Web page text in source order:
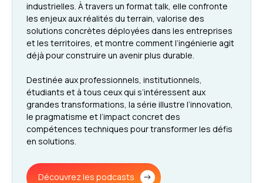
industrielles. À travers un format talk, elle confronte
les enjeux aux réalités du terrain, valorise des
solutions concrètes déployées dans les entreprises
et les territoires, et montre comment l’ingénierie agit
déjà pour construire un avenir plus durable.
Destinée aux professionnels, institutionnels,
étudiants et à tous ceux qui s’intéressent aux
grandes transformations, la série illustre l’innovation,
le pragmatisme et l’impact concret des
compétences techniques pour transformer les défis
en solutions.
Découvrez les podcasts